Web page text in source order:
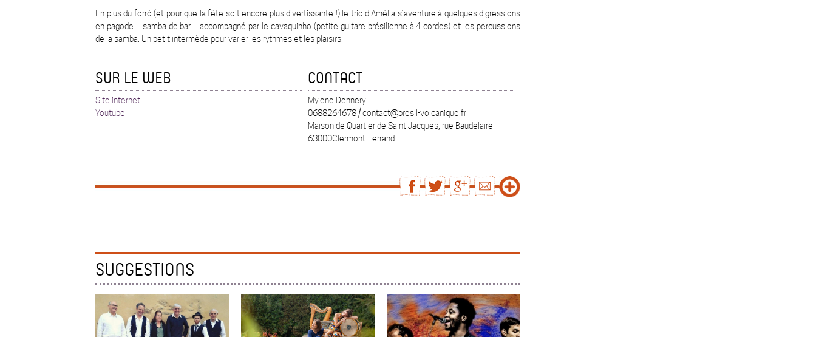
En plus du forró (et pour que la fête soit encore plus divertissante !) le trio d'Amélia s’aventure à quelques digressions
en pagode – samba de bar – accompagné par le cavaquinho (petite guitare brésilienne à 4 cordes) et les percussions
de la samba. Un petit intermède pour varier les rythmes et les plaisirs.
SUR LE WEB
Site internet
Youtube
CONTACT
Mylène Dennery
0688264678 / contact@bresil-volcanique.fr
Maison de Quartier de Saint Jacques, rue Baudelaire
63000Clermont-Ferrand
SUGGESTIONS